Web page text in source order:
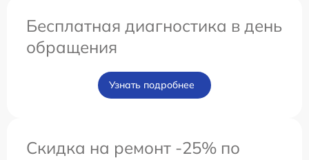
Бесплатная диагностика в день
обращения
Узнать подробнее
Скидка на ремонт -25% по